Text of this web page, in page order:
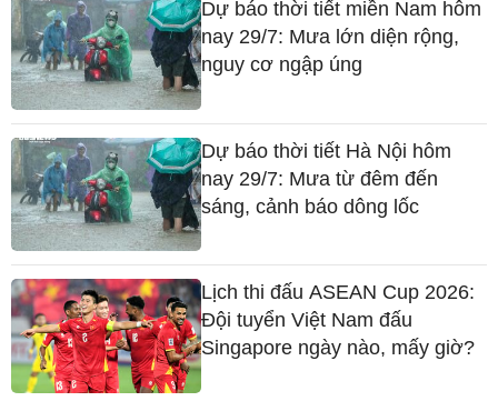
Dự báo thời tiết miền Nam hôm
nay 29/7: Mưa lớn diện rộng,
nguy cơ ngập úng
Dự báo thời tiết Hà Nội hôm
nay 29/7: Mưa từ đêm đến
sáng, cảnh báo dông lốc
Lịch thi đấu ASEAN Cup 2026:
Đội tuyển Việt Nam đấu
Singapore ngày nào, mấy giờ?